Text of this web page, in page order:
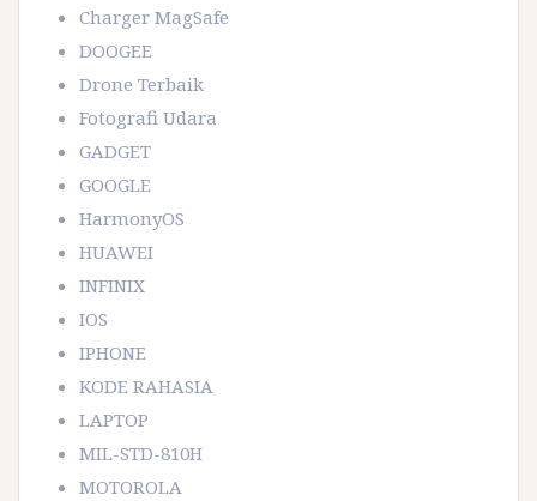
Charger MagSafe
DOOGEE
Drone Terbaik
Fotografi Udara
GADGET
GOOGLE
HarmonyOS
HUAWEI
INFINIX
IOS
IPHONE
KODE RAHASIA
LAPTOP
MIL-STD-810H
MOTOROLA